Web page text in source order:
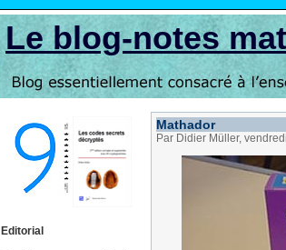
Le blog-notes
Editorial
Mathador
Par Didier Müller,